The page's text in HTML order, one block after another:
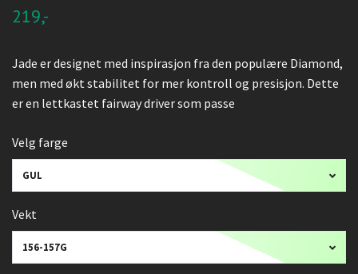
219,-
Jade er designet med inspirasjon fra den populære Diamond,
men med økt stabilitet for mer kontroll og presisjon. Dette
er en lettkastet fairway driver som passe
Velg farge
GUL
Vekt
156-157G